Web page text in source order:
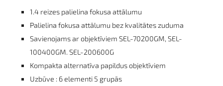
1.4 reizes palielina fokusa attālumu
Palielina fokusa attālumu bez kvalitātes zuduma
Savienojams ar objektīviem SEL-70200GM, SEL-
100400GM. SEL-200600G
Kompakta alternatīva papildus objektīviem
Uzbūve : 6 elementi 5 grupās